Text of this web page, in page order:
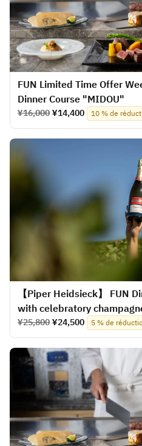
FUN Limited Time Offer
Dinner Course "MIDOU"
¥16,000 ¥14,400 10 % de
【Piper Heidsieck】 FUN
with celebratory
¥25,800 ¥24,500 5 % de